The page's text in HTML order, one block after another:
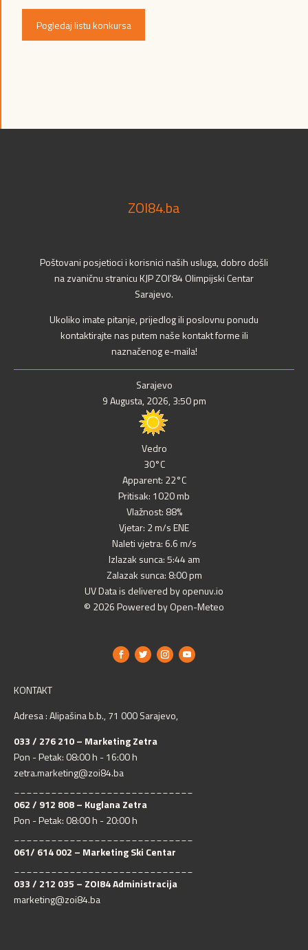
Pogledaj listu konkursa
ZOI84.ba
Poštovani posjetioci i korisnici naših usluga, dobro došli
na zvaničnu stranicu KJP ZOI'84 Olimpijski Centar
Sarajevo.
Ukoliko imate pitanje, prijedlog ili poslovnu ponudu
kontaktirajte nas putem naše kontakt forme ili
naznačenog e-maila!
Sarajevo
9 Augusta, 2026, 3:50 pm
Vedro
30°C
Apparent: 22°C
Pritisak: 1020 mb
Vlažnost: 88%
Vjetar: 2 m/s ENE
Naleti vjetra: 6.6 m/s
Izlazak sunca: 5:44 am
Zalazak sunca: 8:00 pm
UV Data is delivered by openuv.io
© 2026 Powered by Open-Meteo
KONTAKT
Adresa : Alipašina b.b., 71 000 Sarajevo,
033 / 276 210 – Marketing Zetra
Pon - Petak: 08:00 h - 16:00 h
zetra.marketing@zoi84.ba
062 / 912 808 – Kuglana Zetra
Pon - Petak: 08:00 h - 20:00 h
061/ 614 002 – Marketing Ski Centar
033 / 212 035 – ZOI84 Administracija
marketing@zoi84.ba